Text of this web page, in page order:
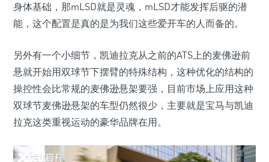
身体基础，那mLSD就是灵魂，mLSD才能发挥后驱的潜
能，这个配置是真的是为我们这些爱开车的人而备的。
另外有一个小细节，凯迪拉克从之前的ATS上的麦佛逊前
悬就开始用双球节下摆臂的特殊结构，这种优化的结构的
操控性会比常规的麦佛逊悬架要强，目前市场上应用这种
双球节麦佛逊悬架的车型仍然很少，主要就是宝马与凯迪
拉克这类重视运动的豪华品牌在用。